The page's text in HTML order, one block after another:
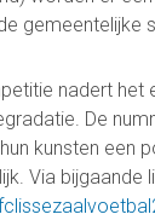
gemeentelijke
nadert het
De
kunsten een
Via bijgaande